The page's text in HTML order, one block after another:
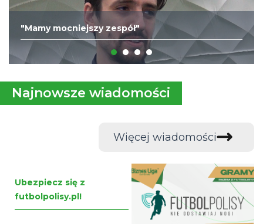
"Mamy mocniejszy zespół"
Najnowsze wiadomości
Więcej wiadomości
Ubezpiecz się z
futbolpolisy.pl!